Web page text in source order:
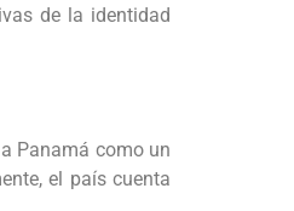
de la identidad
Panamá como un
el país cuenta